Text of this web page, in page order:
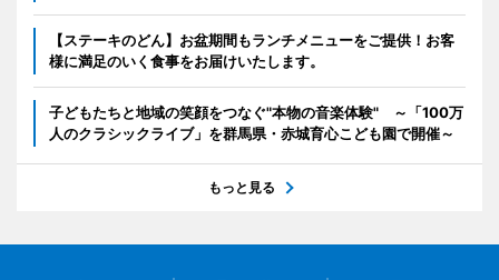
【ステーキのどん】お盆期間もランチメニューをご提供！お客
様に満足のいく食事をお届けいたします。
子どもたちと地域の笑顔をつなぐ"本物の音楽体験" ～「100万
人のクラシックライブ」を群馬県・赤城育心こども園で開催～
もっと見る